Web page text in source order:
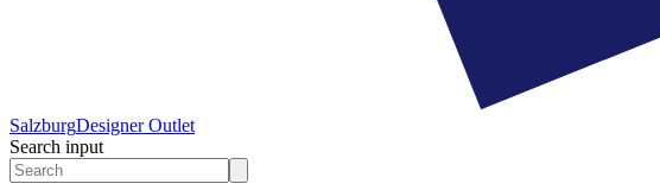
SalzburgDesigner Outlet
Search input